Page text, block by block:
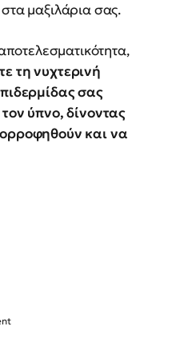
μαξιλάρια σας.
τη νυχτερινή
σας
ύπνο, δίνοντας
και να